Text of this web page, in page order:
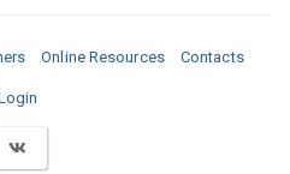
Online Resources Contacts